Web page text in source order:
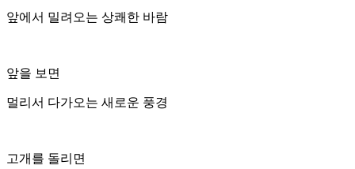
앞에서 밀려오는 상쾌한 바람
앞을 보면
멀리서 다가오는 새로운 풍경
고개를 돌리면